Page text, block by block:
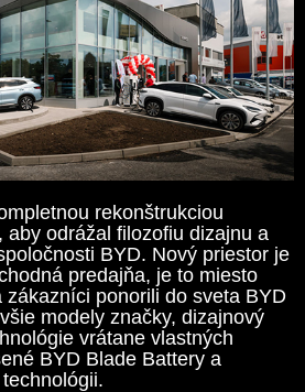
rekonštrukciou
aby odrážal filozofiu dizajnu a
BYD. Nový priestor je
predajňa, je to miesto
zákazníci ponorili do sveta BYD
modely značky, dizajnový
vrátane vlastných
BYD Blade Battery a